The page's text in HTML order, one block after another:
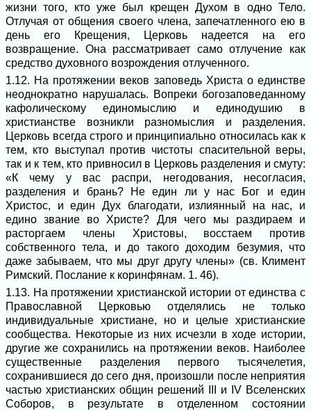
жизни того, кто уже был крещен Духом в одно Тело.
Отлучая от общения своего члена, запечатленного ею в
день его Крещения, Церковь надеется на его
возвращение. Она рассматривает само отлучение как
средство духовного возрождения отлученного.
1.12. На протяжении веков заповедь Христа о единстве
неоднократно нарушалась. Вопреки богозаповеданному
кафолическому единомыслию и единодушию в
христианстве возникли разномыслия и разделения.
Церковь всегда строго и принципиально относилась как к
тем, кто выступал против чистоты спасительной веры,
так и к тем, кто привносил в Церковь разделения и смуту:
«К чему у вас распри, негодования, несогласия,
разделения и брань? Не един ли у нас Бог и един
Христос, и един Дух благодати, излиянный на нас, и
едино звание во Христе? Для чего мы раздираем и
расторгаем члены Христовы, восстаем против
собственного тела, и до такого доходим безумия, что
даже забываем, что мы друг другу члены» (св. Климент
Римский. Послание к коринфянам. 1. 46).
1.13. На протяжении христианской истории от единства с
Православной Церковью отделялись не только
индивидуальные христиане, но и целые христианские
сообщества. Некоторые из них исчезли в ходе истории,
другие же сохранились на протяжении веков. Наиболее
существенные разделения первого тысячелетия,
сохранившиеся до сего дня, произошли после неприятия
частью христианских общин решений III и IV Вселенских
Соборов, в результате в отделенном состоянии